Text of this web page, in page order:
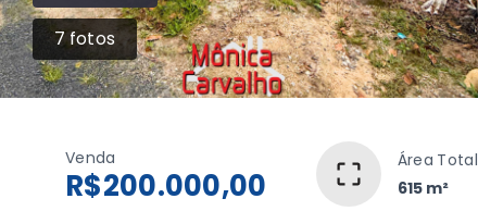
7fotos
Venda
R$200.000,00
Área Total
615 m²